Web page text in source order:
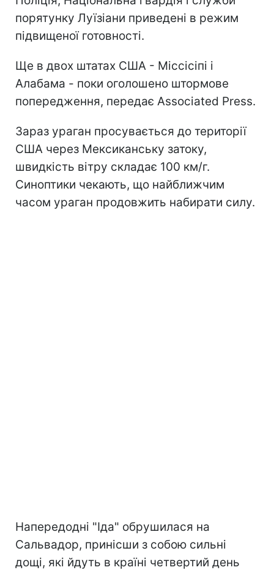
порятунку Луїзіани приведені в режим
підвищеної готовності.
Ще в двох штатах США - Міссісіпі і
Алабама - поки оголошено штормове
попередження, передає Associated Press.
Зараз ураган просувається до території
США через Мексиканську затоку,
швидкість вітру складає 100 км/г.
Синоптики чекають, що найближчим
часом ураган продовжить набирати силу.
Напередодні "Іда" обрушилася на
Сальвадор, принісши з собою сильні
дощі, які йдуть в країні четвертий день